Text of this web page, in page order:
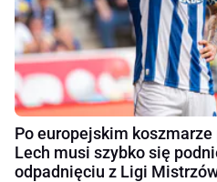
Po europejskim koszmarze
Lech musi szybko się
odpadnięciu z Ligi